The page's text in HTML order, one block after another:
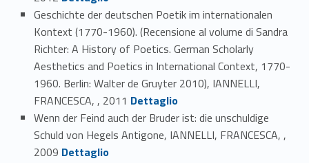
Geschichte der deutschen Poetik im internationalen
Kontext (1770-1960). (Recensione al volume di Sandra
Richter: A History of Poetics. German Scholarly
Aesthetics and Poetics in International Context, 1770-
1960. Berlin: Walter de Gruyter 2010), IANNELLI,
FRANCESCA, , 2011 Link identifier #identifier_person_74139-36
Dettaglio
Wenn der Feind auch der Bruder ist: die unschuldige
Schuld von Hegels Antigone, IANNELLI, FRANCESCA, ,
2009 Link identifier #identifier_person_133658-37
Dettaglio